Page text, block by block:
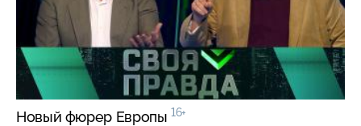
Новый фюрер Европы 16+